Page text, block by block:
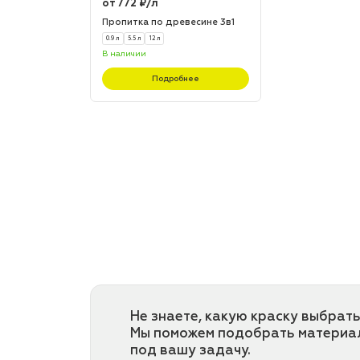
от 772 ₽/л
Пропитка по древесине 3в1
0.9 л 5.5 л 12 л
В наличии
Подробнее
Не знаете, какую краску
Мы поможем подобрать
под вашу задачу.